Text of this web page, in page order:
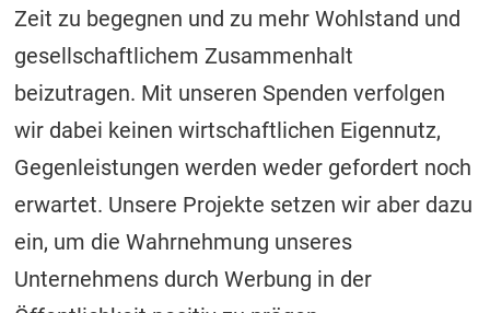
Zeit zu begegnen und zu mehr Wohlstand und
gesellschaftlichem Zusammenhalt
beizutragen. Mit unseren Spenden verfolgen
wir dabei keinen wirtschaftlichen Eigennutz,
Gegenleistungen werden weder gefordert noch
erwartet. Unsere Projekte setzen wir aber dazu
ein, um die Wahrnehmung unseres
Unternehmens durch Werbung in der